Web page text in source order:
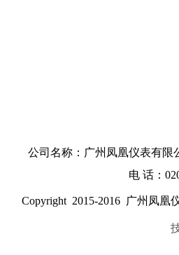
公司名称：广州凤凰仪表有限
电 话：
Copyright 2015-2016 广州凤凰